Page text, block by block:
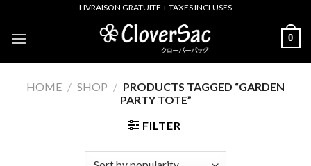
content
LIVRAISON GRATUITE + TAXES INCLUSES
0
HOME / SHOP / PRODUCTS TAGGED “GARDEN
PARTY TOTE”
FILTER